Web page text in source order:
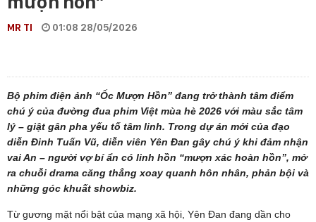
MR TI 01:08 28/05/2026
Bộ phim điện ảnh “Ốc Mượn Hồn” đang trở thành tâm điểm
chú ý của đường đua phim Việt mùa hè 2026 với màu sắc tâm
lý – giật gân pha yếu tố tâm linh. Trong dự án mới của đạo
diễn Đinh Tuấn Vũ, diễn viên Yên Đan gây chú ý khi đảm nhận
vai An – người vợ bí ẩn có linh hồn “mượn xác hoàn hồn”, mở
ra chuỗi drama căng thẳng xoay quanh hôn nhân, phản bội và
những góc khuất showbiz.
Từ gương mặt nổi bật của mạng xã hội, Yên Đan đang dần cho